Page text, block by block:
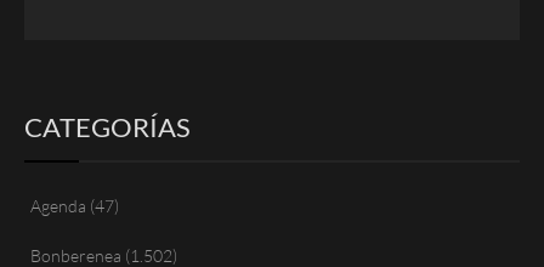
CATEGORÍAS
Agenda (47)
Bonberenea (1.502)